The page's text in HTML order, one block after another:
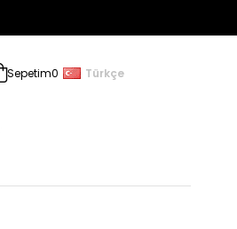
Sepetim0 Türkçe